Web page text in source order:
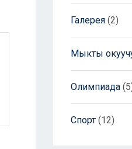
Галерея (2)
Мыкты
Олимпиада
Спорт (12)